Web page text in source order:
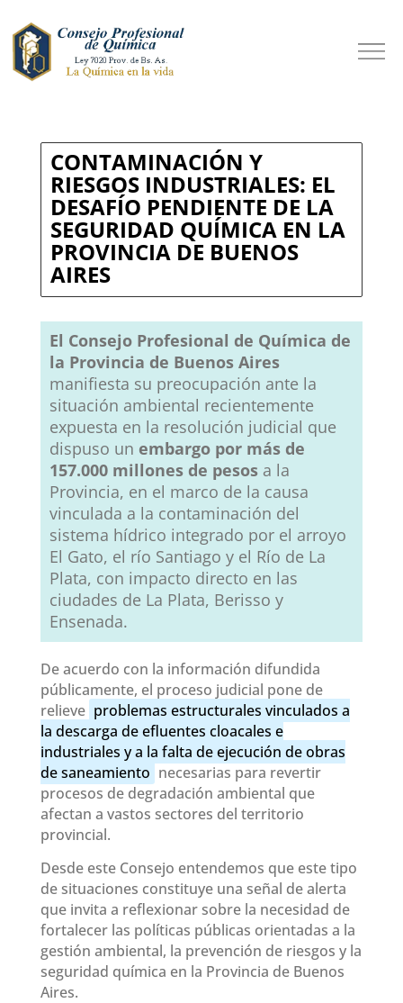
CONTAMINACIÓN Y
RIESGOS INDUSTRIALES: EL
DESAFÍO PENDIENTE DE LA
SEGURIDAD QUÍMICA EN LA
PROVINCIA DE BUENOS
AIRES
El Consejo Profesional de Química de
la Provincia de Buenos Aires
manifiesta su preocupación ante la
situación ambiental recientemente
expuesta en la resolución judicial que
dispuso un embargo por más de
157.000 millones de pesosa la
Provincia, en el marco de la causa
vinculada a la contaminación del
sistema hídrico integrado por el arroyo
El Gato, el río Santiago y el Río de La
Plata, con impacto directo en las
ciudades de La Plata, Berisso y
Ensenada.
De acuerdo con la información difundida
públicamente, el proceso judicial pone de
relieve problemas estructurales vinculados a
la descarga de efluentes cloacales e
industriales y a la falta de ejecución de obras
de saneamiento necesarias para revertir
procesos de degradación ambiental que
afectan a vastos sectores del territorio
provincial.
Desde este Consejo entendemos que este tipo
de situaciones constituye una señal de alerta
que invita a reflexionar sobre la necesidad de
fortalecer las políticas públicas orientadas a la
gestión ambiental, la prevención de riesgos y la
seguridad química en la Provincia de Buenos
Aires.